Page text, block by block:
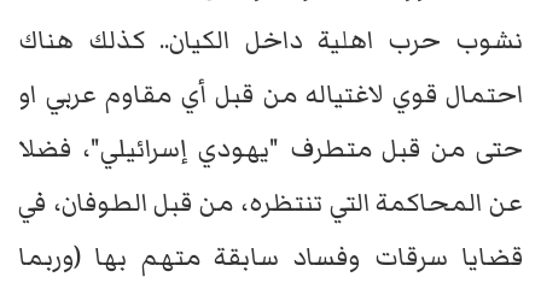
نشوب حرب اهلية داخل الكيان.. كذلك هناك
احتمال قوي لاغتياله من قبل أي مقاوم عربي او
حتى من قبل متطرف "يهودي إسرائيلي"، فضلا
عن المحاكمة التي تنتظره، من قبل الطوفان، في
قضايا سرقات وفساد سابقة متهم بها (وربما